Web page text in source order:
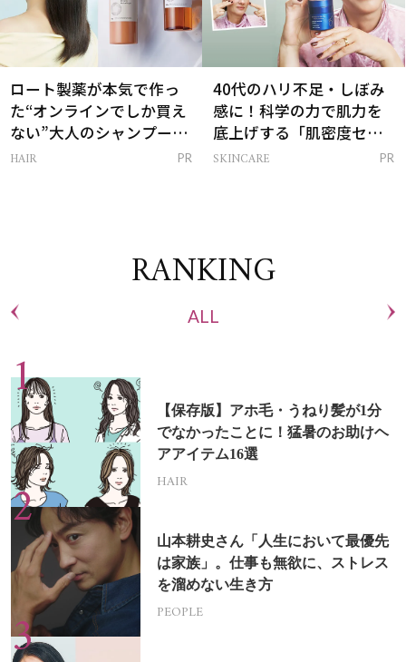
ロート製薬が本気で作っ
た“オンラインでしか買え
ない”大人のシャンプー＆
トリートメントって？
HAIR PR
40代のハリ不足・しぼみ
感に！科学の力で肌力を
底上げする「肌密度セラ
ム」
SKINCARE PR
RANKING
ALL
【保存版】アホ毛・うねり髪が1分
でなかったことに！猛暑のお助けヘ
アアイテム16選
HAIR
山本耕史さん「人生において最優先
は家族」。仕事も無欲に、ストレス
を溜めない生き方
PEOPLE